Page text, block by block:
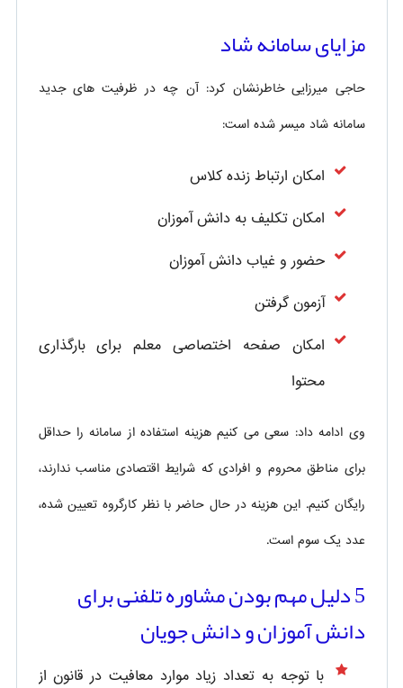
مزایای سامانه شاد
حاجی میرزایی خاطرنشان کرد: آن چه در ظرفیت های جدید
سامانه شاد میسر شده است:
امکان ارتباط زنده کلاس
امکان تکلیف به دانش آموزان
حضور و غیاب دانش آموزان
آزمون گرفتن
امکان صفحه اختصاصی معلم برای بارگذاری
محتوا
وی ادامه داد: سعی می کنیم هزینه استفاده از سامانه را حداقل
برای مناطق محروم و افرادی که شرایط اقتصادی مناسب ندارند،
رایگان کنیم. این هزینه در حال حاضر با نظر کارگروه تعیین شده،
عدد یک سوم است.
5 دلیل مهم بودن مشاوره تلفنی برای
دانش آموزان و دانش جویان
با توجه به تعداد زیاد موارد معافیت در قانون از